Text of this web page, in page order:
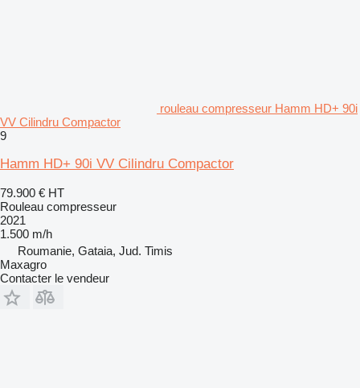
rouleau compresseur Hamm HD+ 90i
VV Cilindru Compactor
9
Hamm HD+ 90i VV Cilindru Compactor
79.900 € HT
Rouleau compresseur
2021
1.500 m/h
Roumanie, Gataia, Jud. Timis
Maxagro
Contacter le vendeur